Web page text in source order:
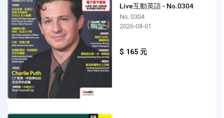
Live互動英語 - No.0304
No. 0304
2026-08-01
$ 165 元